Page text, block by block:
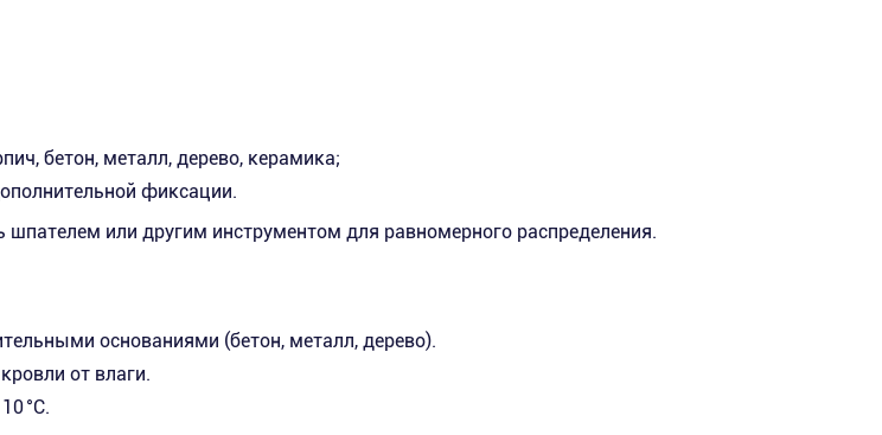
бетон, металл, дерево, керамика;
фиксации.
или другим инструментом для равномерного распределения.
основаниями (бетон, металл, дерево).
от влаги.
°C.